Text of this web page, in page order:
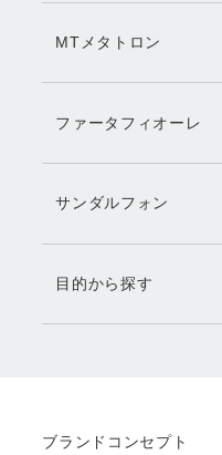
MTメタトロン
ファータフィオーレ
サンダルフォン
目的から探す
ブランドコンセプト